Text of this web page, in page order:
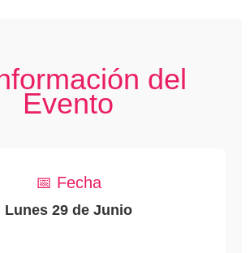
del
Evento
📅 Fecha
Lunes 29 de Junio